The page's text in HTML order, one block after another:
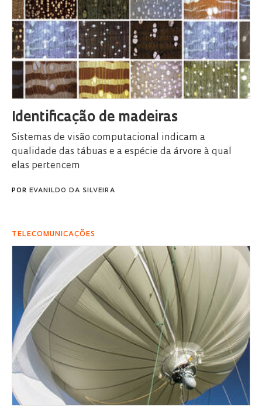
Identificação de madeiras
Sistemas de visão computacional indicam a
qualidade das tábuas e a espécie da árvore à qual
elas pertencem
POR EVANILDO DA SILVEIRA
TELECOMUNICAÇÕES